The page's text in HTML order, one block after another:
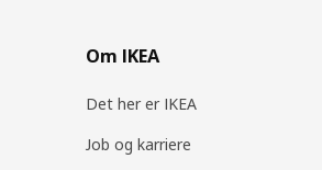
Om IKEA
Det her er IKEA
Job og karriere